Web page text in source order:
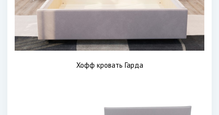
Хофф кровать Гарда